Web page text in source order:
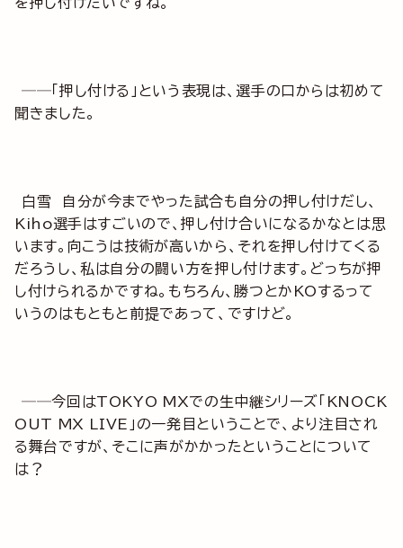
──「押し付ける」という表現は、選手の口からは初めて
聞きました。
白雪 自分が今までやった試合も自分の押し付けだし、
Kiho選手はすごいので、押し付け合いになるかなとは思
います。向こうは技術が高いから、それを押し付けてくる
だろうし、私は自分の闘い方を押し付けます。どっちが押
し付けられるかですね。もちろん、勝つとかKOするって
いうのはもともと前提であって、ですけど。
──今回はTOKYO MXでの生中継シリーズ「KNOCK
OUT MX LIVE」の一発目ということで、より注目され
る舞台ですが、そこに声がかかったということについて
は？